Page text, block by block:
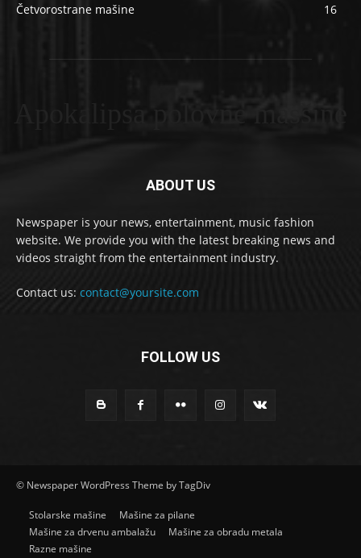
Četvorostrane mašine
16
Apokalipsa polovne masšine
ABOUT US
Newspaper is your news, entertainment, music fashion
website. We provide you with the latest breaking news and
videos straight from the entertainment industry.
Contact us: contact@yoursite.com
FOLLOW US
© Newspaper WordPress Theme by TagDiv
Stolarske mašine
Mašine za pilane
Mašine za drvenu ambalažu
Mašine za obradu metala
Razne mašine